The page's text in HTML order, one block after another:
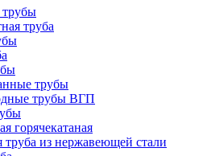
труба
трубы
трубы ВГП
горячекатаная
труба из нержавеющей стали